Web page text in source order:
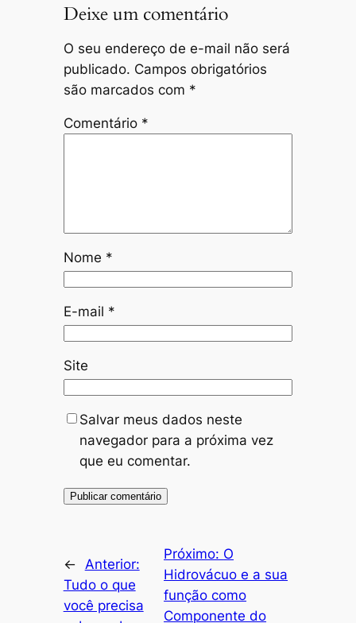
Deixe um comentário
O seu endereço de e-mail não será
publicado. Campos obrigatórios
são marcados com *
Comentário *
Nome *
E-mail *
Site
Salvar meus dados neste
navegador para a próxima vez
que eu comentar.
← Anterior:
Tudo o que
você precisa
Próximo: O
Hidrovácuo e a sua
função como
Componente do